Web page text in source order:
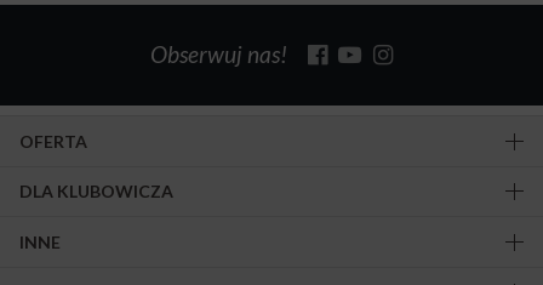
Obserwuj nas!
OFERTA
DLA KLUBOWICZA
INNE